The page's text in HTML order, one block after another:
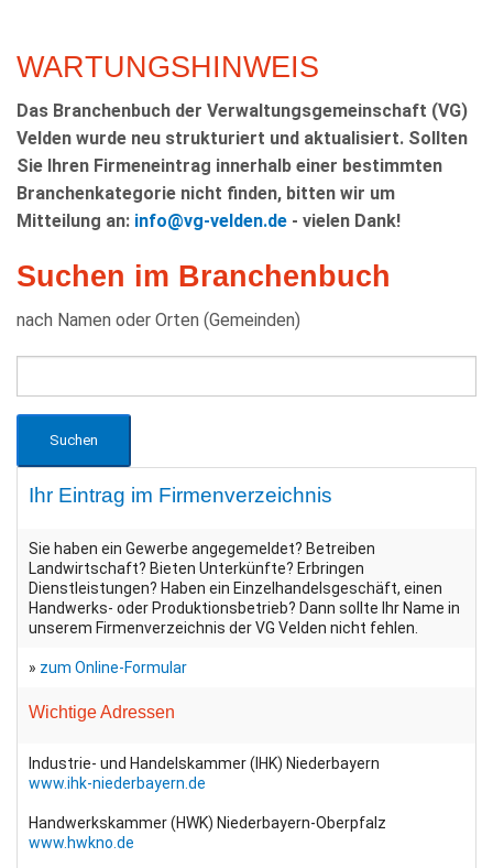
WARTUNGSHINWEIS
Das Branchenbuch der Verwaltungsgemeinschaft (VG)
Velden wurde neu strukturiert und aktualisiert. Sollten
Sie Ihren Firmeneintrag innerhalb einer bestimmten
Branchenkategorie nicht finden, bitten wir um
Mitteilung an: info@vg-velden.de - vielen Dank!
Suchen im Branchenbuch
nach Namen oder Orten (Gemeinden)
Ihr Eintrag im Firmenverzeichnis
Sie haben ein Gewerbe angegemeldet? Betreiben
Landwirtschaft? Bieten Unterkünfte? Erbringen
Dienstleistungen? Haben ein Einzelhandelsgeschäft, einen
Handwerks- oder Produktionsbetrieb? Dann sollte Ihr Name in
unserem Firmenverzeichnis der VG Velden nicht fehlen.
» zum Online-Formular
Wichtige Adressen
Industrie- und Handelskammer (IHK) Niederbayern
www.ihk-niederbayern.de
Handwerkskammer (HWK) Niederbayern-Oberpfalz
www.hwkno.de